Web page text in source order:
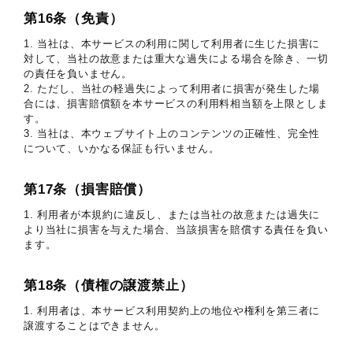
第16条（免責）
1. 当社は、本サービスの利用に関して利用者に生じた損害に
対して、当社の故意または重大な過失による場合を除き、一切
の責任を負いません。
2. ただし、当社の軽過失によって利用者に損害が発生した場
合には、損害賠償額を本サービスの利用料相当額を上限としま
す。
3. 当社は、本ウェブサイト上のコンテンツの正確性、完全性
について、いかなる保証も行いません。
第17条（損害賠償）
1. 利用者が本規約に違反し、または当社の故意または過失に
より当社に損害を与えた場合、当該損害を賠償する責任を負い
ます。
第18条（債権の譲渡禁止）
1. 利用者は、本サービス利用契約上の地位や権利を第三者に
譲渡することはできません。